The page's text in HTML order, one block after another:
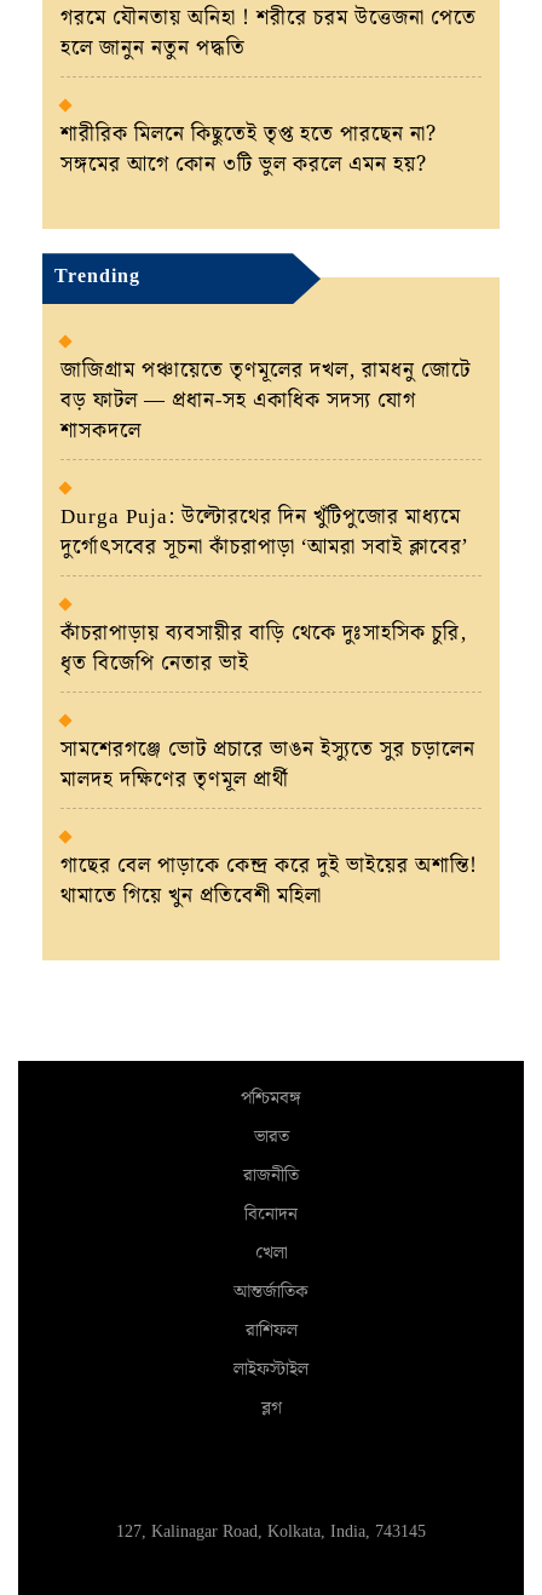
গরমে যৌনতায় অনিহা ! শরীরে চরম উত্তেজনা পেতে
হলে জানুন নতুন পদ্ধতি
শারীরিক মিলনে কিছুতেই তৃপ্ত হতে পারছেন না?
সঙ্গমের আগে কোন ৩টি ভুল করলে এমন হয়?
Trending
জাজিগ্রাম পঞ্চায়েতে তৃণমূলের দখল, রামধনু জোটে
বড় ফাটল — প্রধান-সহ একাধিক সদস্য যোগ
শাসকদলে
Durga Puja: উল্টোরথের দিন খুঁটিপুজোর মাধ্যমে
দুর্গোৎসবের সূচনা কাঁচরাপাড়া ‘আমরা সবাই ক্লাবের’
কাঁচরাপাড়ায় ব্যবসায়ীর বাড়ি থেকে দুঃসাহসিক চুরি,
ধৃত বিজেপি নেতার ভাই
সামশেরগঞ্জে ভোট প্রচারে ভাঙন ইস্যুতে সুর চড়ালেন
মালদহ দক্ষিণের তৃণমূল প্রার্থী
গাছের বেল পাড়াকে কেন্দ্র করে দুই ভাইয়ের অশান্তি!
থামাতে গিয়ে খুন প্রতিবেশী মহিলা
পশ্চিমবঙ্গ
ভারত
রাজনীতি
বিনোদন
খেলা
আন্তর্জাতিক
রাশিফল
লাইফস্টাইল
ব্লগ
127, Kalinagar Road, Kolkata, India, 743145